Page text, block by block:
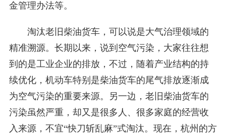
金管理办法等。
淘汰老旧柴油货车，可以说是大气治理领域的
精准溯源。长期以来，说到空气污染，大家往往想
到的是工业企业的排放，不过，随着产业结构的持
续优化，机动车特别是柴油货车的尾气排放逐渐成
为空气污染的重要来源。另一边，老旧柴油货车的
污染虽然严重，却又是很多人、很多家庭的经营收
入来源，不宜“快刀斩乱麻”式淘汰。现在，杭州的方